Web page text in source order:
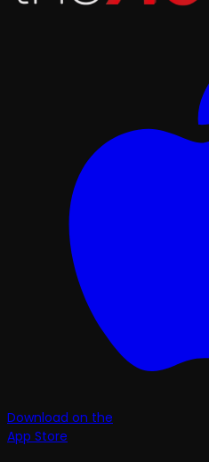
Download on the
App Store